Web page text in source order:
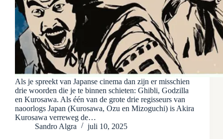
Als je spreekt van Japanse cinema dan zijn er misschien
drie woorden die je te binnen schieten: Ghibli, Godzilla
en Kurosawa. Als één van de grote drie regisseurs van
naoorlogs Japan (Kurosawa, Ozu en Mizoguchi) is Akira
Kurosawa verreweg de…
Sandro Algra
juli 10, 2025